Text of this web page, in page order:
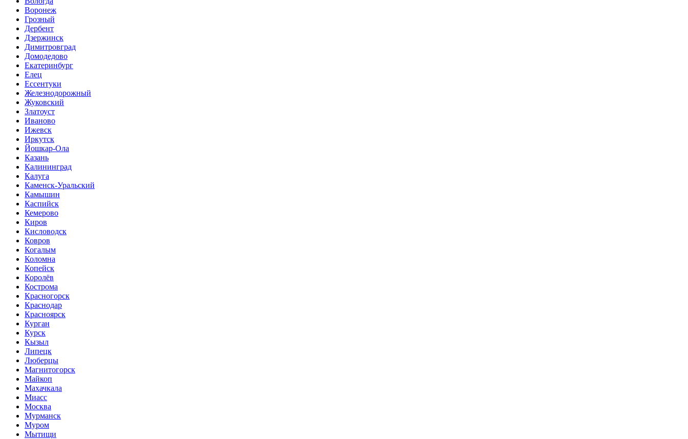
Воронеж
Грозный
Дербент
Дзержинск
Димитровград
Домодедово
Екатеринбург
Елец
Ессентуки
Железнодорожный
Жуковский
Златоуст
Иваново
Ижевск
Иркутск
Йошкар-Ола
Казань
Калининград
Калуга
Каменск-Уральский
Камышин
Каспийск
Кемерово
Киров
Кисловодск
Ковров
Когалым
Коломна
Копейск
Королёв
Кострома
Красногорск
Краснодар
Красноярск
Курган
Курск
Кызыл
Липецк
Люберцы
Магнитогорск
Майкоп
Махачкала
Миасс
Москва
Мурманск
Муром
Мытищи